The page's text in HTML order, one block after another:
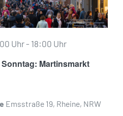
Martinsmarkt
Uhr- 18:00 Uhr
Emsstraße 19, Rheine, NRW